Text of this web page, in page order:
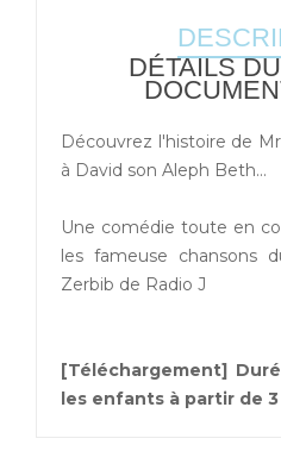
DÉTAILS
Découvrez l'histoire de
à David son Aleph Beth...
Une comédie toute en
les fameuse chansons
Zerbib de Radio J
[Téléchargement]
les enfants à partir de